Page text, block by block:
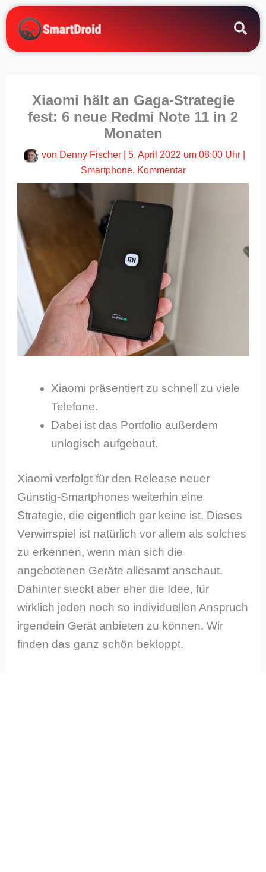
Zum
Inhalt
springen
Xiaomi hält an Gaga-Strategie
fest: 6 neue Redmi Note 11 in 2
Monaten
von Denny Fischer 5. April 2022 um 08:00 Uhr
Smartphone, Kommentar
Xiaomi präsentiert zu schnell zu viele
Telefone.
Dabei ist das Portfolio außerdem
unlogisch aufgebaut.
Xiaomi verfolgt für den Release neuer
Günstig-Smartphones weiterhin eine
Strategie, die eigentlich gar keine ist. Dieses
Verwirrspiel ist natürlich vor allem als solches
zu erkennen, wenn man sich die
angebotenen Geräte allesamt anschaut.
Dahinter steckt aber eher die Idee, für
wirklich jeden noch so individuellen Anspruch
irgendein Gerät anbieten zu können. Wir
finden das ganz schön bekloppt.